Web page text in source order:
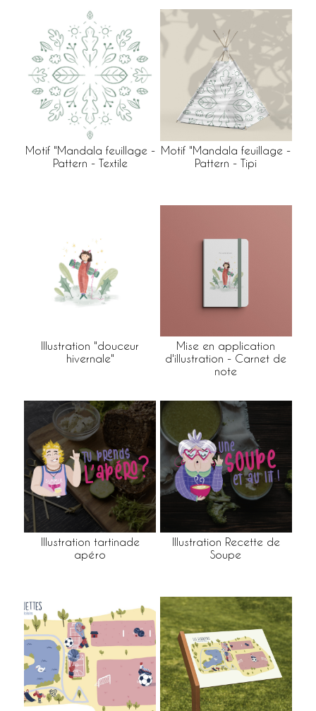
Motif "Mandala feuillage -
Pattern - Textile
Motif "Mandala feuillage -
Pattern - Tipi
Illustration "douceur
hivernale"
Mise en application
d'illustration - Carnet de
note
Illustration tartinade
apéro
Illustration Recette de
Soupe